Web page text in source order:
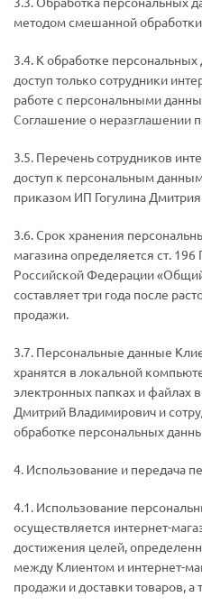
методом смешанной
3.4. К обработке
доступ только сотрудники
работе с персональными
Соглашение о неразглашении
3.5. Перечень сотрудников
доступ к персональным
приказом ИП Гогулина
3.6. Срок хранения
магазина определяется ст.
Российской Федерации
составляет три года после
продажи.
3.7. Персональные данные
хранятся в локальной
электронных папках и файлах
Дмитрий Владимирович и
обработке персональных
4. Использование и передача
4.1. Использование
осуществляется интернет-
достижения целей,
между Клиентом и интернет-
продажи и доставки товаров,